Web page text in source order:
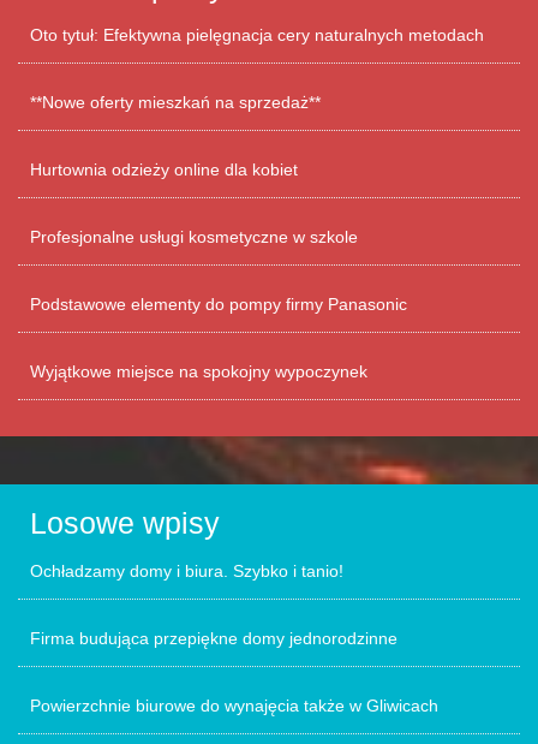
Oto tytuł: Efektywna pielęgnacja cery naturalnych metodach
**Nowe oferty mieszkań na sprzedaż**
Hurtownia odzieży online dla kobiet
Profesjonalne usługi kosmetyczne w szkole
Podstawowe elementy do pompy firmy Panasonic
Wyjątkowe miejsce na spokojny wypoczynek
Losowe wpisy
Ochładzamy domy i biura. Szybko i tanio!
Firma budująca przepiękne domy jednorodzinne
Powierzchnie biurowe do wynajęcia także w Gliwicach